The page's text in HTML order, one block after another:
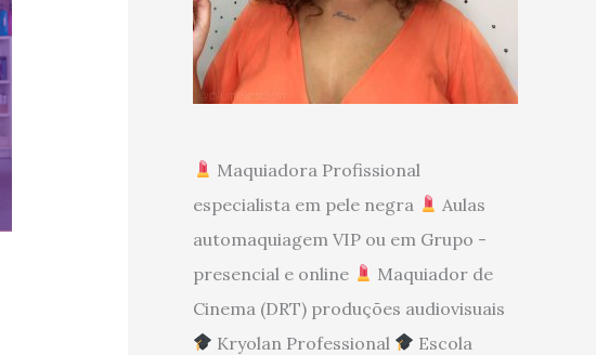
Maquiadora Profissional
especialista em pele negra
Aulas
automaquiagem VIP ou em Grupo -
presencial e online
Maquiador de
Cinema (DRT) produções audiovisuais
Kryolan Professional
Escola